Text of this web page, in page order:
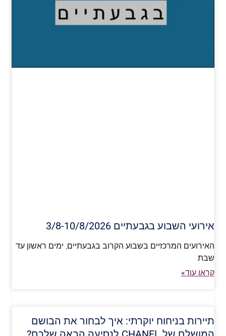
אירועי השבוע בגבעתיים 3/8-10/8/2026
האירועים המרכזיים בשבוע הקרוב בגבעתיים, ימים ראשון עד
שבת
קראו עוד»
תיירות בניחוח יוקרתי: איך לבחור את הבושם